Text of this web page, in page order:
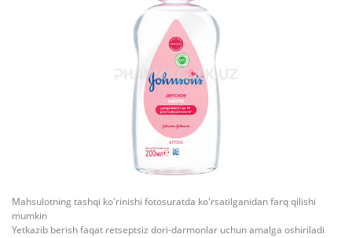
Mahsulotning tashqi ko'rinishi fotosuratda ko'rsatilganidan farq qilishi
mumkin
Yetkazib berish faqat retseptsiz dori-darmonlar uchun amalga oshiriladi